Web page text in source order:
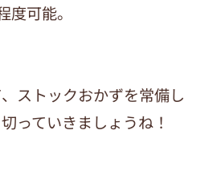
可能。
ストックおかずを常備し
っていきましょうね！